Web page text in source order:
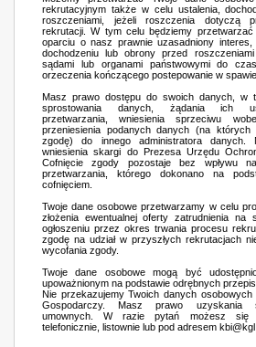
rekrutacyjnym także w celu ustalenia,
roszczeniami, jeżeli roszczenia dotyczą
rekrutacji. W tym celu będziemy
oparciu o nasz prawnie uzasadniony interes,
dochodzeniu lub obrony przed
sądami lub organami państwowymi do
orzeczenia kończącego postepowanie w spawie.
Masz prawo dostępu do swoich danych, w
sprostowania danych, żądania ich
przetwarzania, wniesienia sprzeciwu
przeniesienia podanych danych (na których
zgodę) do innego administratora
wniesienia skargi do Prezesa Urzędu
Cofnięcie zgody pozostaje bez wpływu
przetwarzania, którego dokonano na
cofnięciem.
Twoje dane osobowe przetwarzamy w celu
złożenia ewentualnej oferty zatrudnienia na
ogłoszeniu przez okres trwania procesu
zgodę na udział w przyszłych rekrutacjach
wycofania zgody.
Twoje dane osobowe mogą być
upoważnionym na podstawie odrębnych
Nie przekazujemy Twoich danych
Gospodarczy. Masz prawo uzyskania
umownych. W razie pytań możesz się
telefonicznie, listownie lub pod adresem